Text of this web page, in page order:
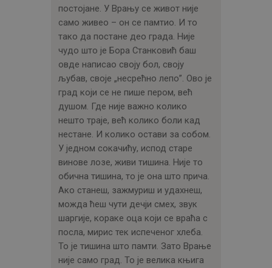
постојане. У Врању се живот није
само живео – он се памтио. И то
тако да постане део града. Није
чудо што је Бора Станковић баш
овде написао своју бол, своју
љубав, своје „несрећно лепо”. Ово је
град који се не пише пером, већ
душом. Где није важно колико
нешто траје, већ колико боли кад
нестане. И колико остави за собом.
У једном сокачићу, испод старе
винове лозе, живи тишина. Није то
обична тишина, то је она што прича.
Ако станеш, зажмуриш и удахнеш,
можда ћеш чути дечји смех, звук
шаргије, кораке оца који се враћа с
посла, мирис тек испеченог хлеба.
То је тишина што памти. Зато Врање
није само град. То је велика књига